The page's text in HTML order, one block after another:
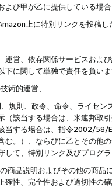
よび甲が乙に提供している場
上に特別リンクを投稿
運営、依存関係サービスおよ
下に関して単独で責任を負い
術的運営、
規則、政令、命令、ライセ
（該当する場合は、米連邦取
当する場合は、指令2002/58/
む。）、ならびに乙とその他
して、特別リンク及びプログ
商品説明およびその他の商
確性、完全性および適切性の